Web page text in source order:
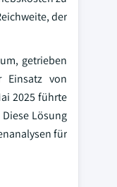
der
getrieben
Einsatz von
2025 führte
Lösung
für